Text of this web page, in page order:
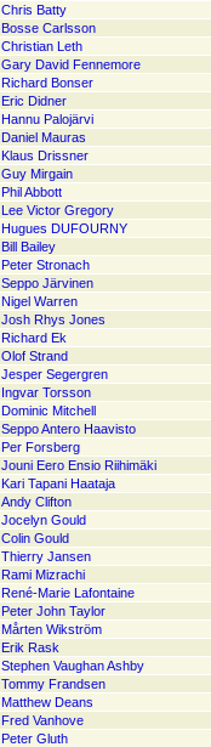
Chris Batty
Bosse Carlsson
Christian Leth
Gary David Fennemore
Richard Bonser
Eric Didner
Hannu Palojärvi
Daniel Mauras
Klaus Drissner
Guy Mirgain
Phil Abbott
Lee Victor Gregory
Hugues DUFOURNY
Bill Bailey
Peter Stronach
Seppo Järvinen
Nigel Warren
Josh Rhys Jones
Richard Ek
Olof Strand
Jesper Segergren
Ingvar Torsson
Dominic Mitchell
Seppo Antero Haavisto
Per Forsberg
Jouni Eero Ensio Riihimäki
Kari Tapani Haataja
Andy Clifton
Jocelyn Gould
Colin Gould
Thierry Jansen
Rami Mizrachi
René-Marie Lafontaine
Peter John Taylor
Mårten Wikström
Erik Rask
Stephen Vaughan Ashby
Tommy Frandsen
Matthew Deans
Fred Vanhove
Peter Gluth